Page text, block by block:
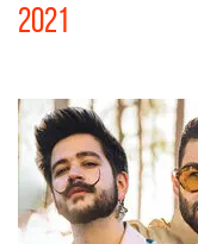
2021